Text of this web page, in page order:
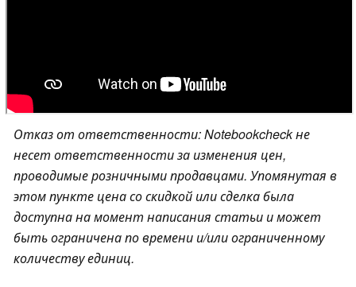
Отказ от ответственности: Notebookcheck не
несет ответственности за изменения цен,
проводимые розничными продавцами. Упомянутая в
этом пункте цена со скидкой или сделка была
доступна на момент написания статьи и может
быть ограничена по времени и/или ограниченному
количеству единиц.